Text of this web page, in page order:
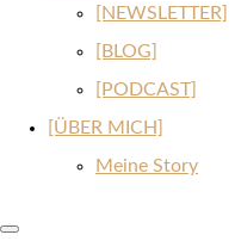
[NEWSLETTER]
[BLOG]
[PODCAST]
[ÜBER MICH]
Meine Story